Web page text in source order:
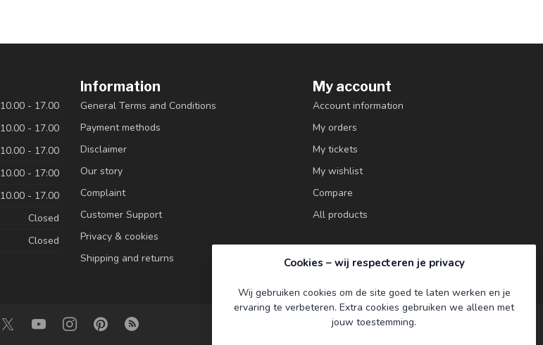
10.00 - 17.00
10.00 - 17.00
10.00 - 17.00
10.00 - 17:00
10.00 - 17.00
Closed
Closed
Information
General Terms and Conditions
Payment methods
Disclaimer
Our story
Complaint
Customer Support
Privacy & cookies
Shipping and returns
My account
Account information
My orders
My tickets
My wishlist
Compare
All products
Cookies – wij respecteren je privacy
Wij gebruiken cookies om de site goed te laten werken en je
ervaring te verbeteren. Extra cookies gebruiken we alleen met
jouw toestemming.